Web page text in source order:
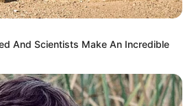
JENDELA SMP
And Scientists Make An Incredible